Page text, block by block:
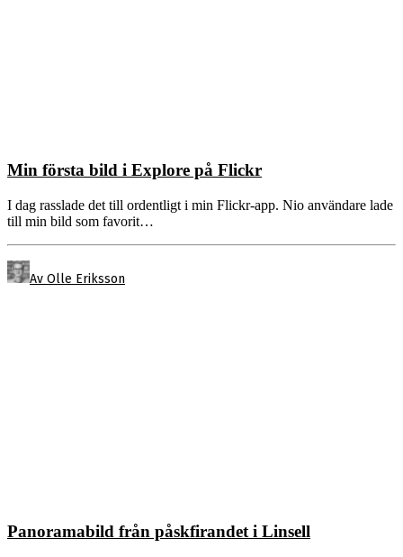
Min första bild i Explore på Flickr
I dag rasslade det till ordentligt i min Flickr-app. Nio användare lade
till min bild som favorit…
Av Olle Eriksson
Panoramabild från påskfirandet i Linsell